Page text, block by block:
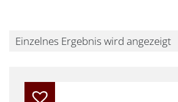
Einzelnes Ergebnis wird angezeigt